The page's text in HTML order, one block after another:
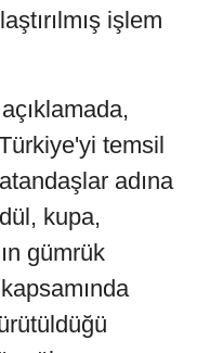
işlem
temsil
adına
kupa,
gümrük